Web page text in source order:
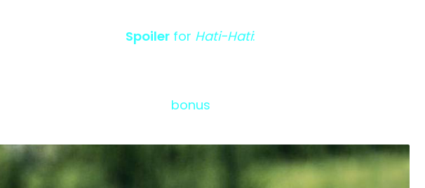
Spoiler for Hati-Hati:
bonus